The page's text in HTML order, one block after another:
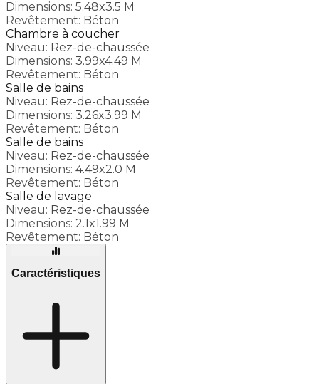
Dimensions: 5.48x3.5 M
Revêtement: Béton
Chambre à coucher
Niveau: Rez-de-chaussée
Dimensions: 3.99x4.49 M
Revêtement: Béton
Salle de bains
Niveau: Rez-de-chaussée
Dimensions: 3.26x3.99 M
Revêtement: Béton
Salle de bains
Niveau: Rez-de-chaussée
Dimensions: 4.49x2.0 M
Revêtement: Béton
Salle de lavage
Niveau: Rez-de-chaussée
Dimensions: 2.1x1.99 M
Revêtement: Béton
Caractéristiques